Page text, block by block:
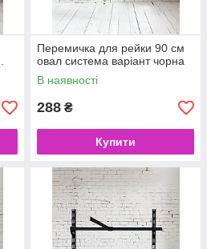
Перемичка для рейки 90 см
овал система варіант чорна
В наявності
288 ₴
Купити